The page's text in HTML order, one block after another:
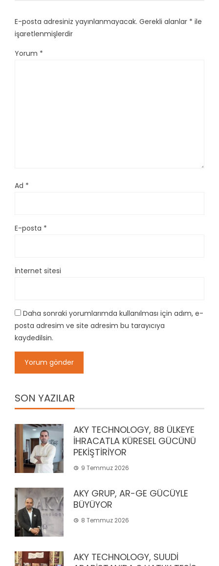
E-posta adresiniz yayınlanmayacak. Gerekli alanlar * ile
işaretlenmişlerdir
Yorum *
Ad *
E-posta *
İnternet sitesi
Daha sonraki yorumlarımda kullanılması için adım, e-
posta adresim ve site adresim bu tarayıcıya
kaydedilsin.
SON YAZILAR
AKY TECHNOLOGY, 88 ÜLKEYE
İHRACATLA KÜRESEL GÜCÜNÜ
PEKİŞTİRİYOR
9 Temmuz 2026
AKY GRUP, AR-GE GÜCÜYLE
BÜYÜYOR
8 Temmuz 2026
AKY TECHNOLOGY, SUUDİ